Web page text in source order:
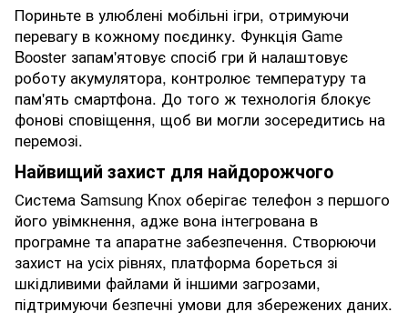
Пориньте в улюблені мобільні ігри, отримуючи
перевагу в кожному поєдинку. Функція Game
Booster запам'ятовує спосіб гри й налаштовує
роботу акумулятора, контролює температуру та
пам'ять смартфона. До того ж технологія блокує
фонові сповіщення, щоб ви могли зосередитись на
перемозі.
Найвищий захист для найдорожчого
Система Samsung Knox оберігає телефон з першого
його увімкнення, адже вона інтегрована в
програмне та апаратне забезпечення. Створюючи
захист на усіх рівнях, платформа бореться зі
шкідливими файлами й іншими загрозами,
підтримуючи безпечні умови для збережених даних.